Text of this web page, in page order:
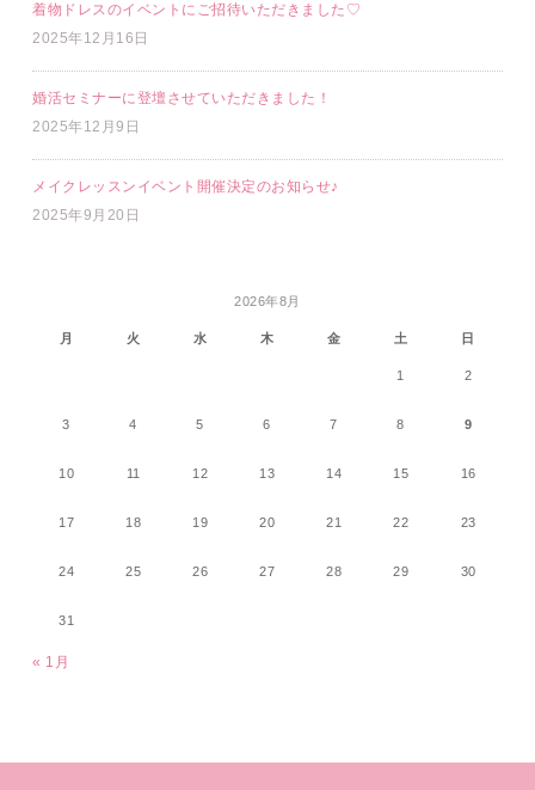
着物ドレスのイベントにご招待いただきました♡
2025年12月16日
婚活セミナーに登壇させていただきました！
2025年12月9日
メイクレッスンイベント開催決定のお知らせ♪
2025年9月20日
2026年8月
月 火 水 木 金 土 日
1 2
3 4 5 6 7 8 9
10 11 12 13 14 15 16
17 18 19 20 21 22 23
24 25 26 27 28 29 30
31
« 1月